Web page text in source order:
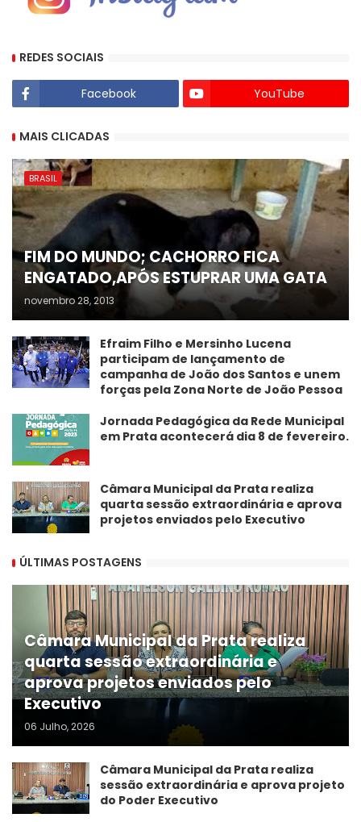
REDES SOCIAIS
Facebook YouTube
MAIS CLICADAS
BRASIL
FIM DO MUNDO; CACHORRO FICA
ENGATADO,APÓS ESTUPRAR UMA GATA
novembro 28, 2013
Efraim Filho e Mersinho Lucena
participam de lançamento de
campanha de João dos Santos e unem
forças pela Zona Norte de João Pessoa
Jornada Pedagógica da Rede Municipal
em Prata acontecerá dia 8 de fevereiro.
Câmara Municipal da Prata realiza
quarta sessão extraordinária e aprova
projetos enviados pelo Executivo
ÚLTIMAS POSTAGENS
Câmara Municipal da Prata realiza
quarta sessão extraordinária e
aprova projetos enviados pelo
Executivo
06 Julho, 2026
Câmara Municipal da Prata realiza
sessão extraordinária e aprova projeto
do Poder Executivo